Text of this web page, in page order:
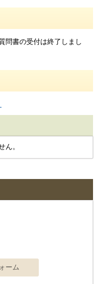
問書の受付は終了しまし
ん。